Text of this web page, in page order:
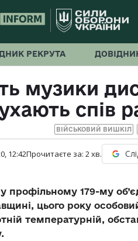
РЕКРУТА
музики
спів
ВІЙСЬКОВИЙ ВИШКІЛ
12:42Прочитаєте за: 2хв.
у профільному 179-му
цього року
температурній,